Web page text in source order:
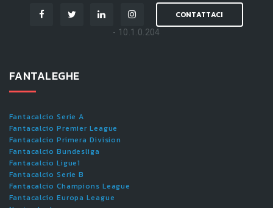
CONTATTACI
- 10.1.0.204
FANTALEGHE
Fantacalcio Serie A
Fantacalcio Premier League
Fantacalcio Primera Division
Fantacalcio Bundesliga
Fantacalcio Ligue1
Fantacalcio Serie B
Fantacalcio Champions League
Fantacalcio Europa League